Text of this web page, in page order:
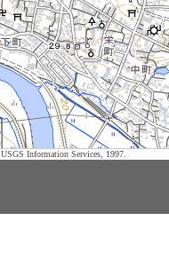
Information Services, 1997.